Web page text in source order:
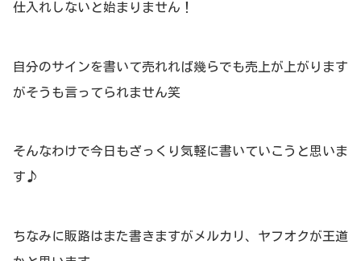
仕入れしないと始まりません！
自分のサインを書いて売れれば幾らでも売上が上がります
がそうも言ってられません笑
そんなわけで今日もざっくり気軽に書いていこうと思いま
す♪
ちなみに販路はまた書きますがメルカリ、ヤフオクが王道